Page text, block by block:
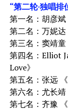
“第二轮·独唱排
第一名：胡彦斌
第二名：万妮达
第三名：窦靖童
第四名：Elliot
Love》
第五名：张远
第六名：尤长靖
第七名：齐豫